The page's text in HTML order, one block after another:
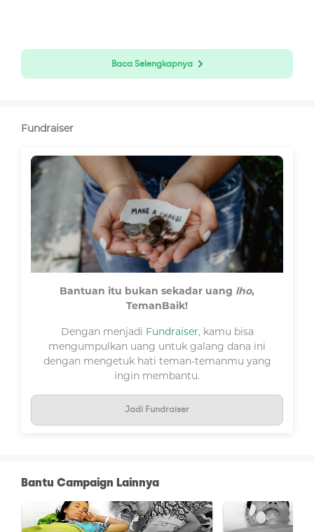
Baca Selengkapnya
Fundraiser
Bantuan itu bukan sekadar uang lho,
TemanBaik!
Dengan menjadi Fundraiser, kamu bisa
mengumpulkan uang untuk galang dana ini
dengan mengetuk hati teman-temanmu yang
ingin membantu.
Jadi Fundraiser
Bantu Campaign Lainnya